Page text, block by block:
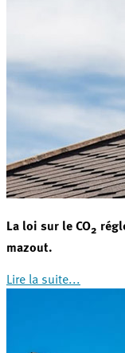
La loi sur le CO2
mazout.
Lire la suite...